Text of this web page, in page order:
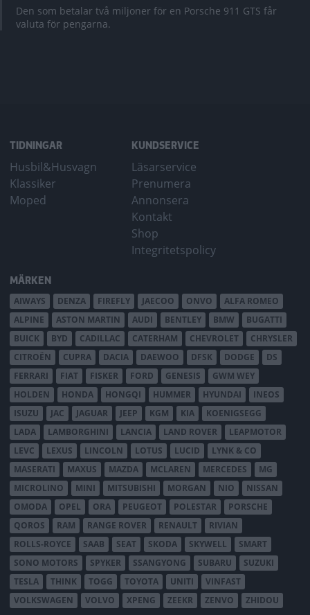
Den som betalar två miljoner för en Porsche 911 GTS får
valuta för pengarna.
TIDNINGAR
Husbil&Husvagn
Klassiker
Moped
KUNDSERVICE
Läsarservice
Prenumera
Annonsera
Kontakt
Shop
Integritetspolicy
MÄRKEN
AIWAYS DENZA FIREFLY JAECOO ONVO
ALFA ROMEO
ALPINE
ASTON MARTIN AUDI BENTLEY BMW
BUGATTI
BUICK
BYD CADILLAC CATERHAM CHEVROLET
CHRYSLER
CITROËN
CUPRA DACIA DAEWOO DFSK DODGE
DS
FERRARI
FIAT FISKER FORD GENESIS
GWM WEY
HOLDEN
HONDA HONGQI HUMMER HYUNDAI
INEOS
ISUZU
JAC JAGUAR JEEP KGM KIA
KOENIGSEGG
LADA
LAMBORGHINI LANCIA LAND ROVER
LEAPMOTOR
LEVC
LEXUS LINCOLN LOTUS LUCID
LYNK & CO
MASERATI
MAXUS MAZDA MCLAREN MERCEDES
MG
MICROLINO
MINI MITSUBISHI MORGAN NIO
NISSAN
OMODA
OPEL ORA PEUGEOT POLESTAR
PORSCHE
QOROS
RAM RANGE ROVER RENAULT
RIVIAN
ROLLS-ROYCE
SAAB SEAT SKODA SKYWELL
SMART
SONO MOTORS
SPYKER SSANGYONG SUBARU
SUZUKI
TESLA
THINK TOGG TOYOTA UNITI
VINFAST
VOLKSWAGEN
VOLVO XPENG ZEEKR ZENVO ZHIDOU